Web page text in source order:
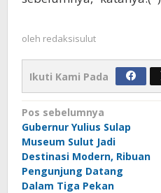
oleh redaksisulut
Ikuti Kami Pada
Navigasi
pos
Pos sebelumnya
Gubernur Yulius Sulap
Museum Sulut Jadi
Destinasi Modern, Ribuan
Pengunjung Datang
Dalam Tiga Pekan